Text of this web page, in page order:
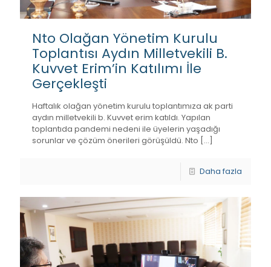
Nto Olağan Yönetim Kurulu
Toplantısı Aydın Milletvekili B.
Kuvvet Erim’in Katılımı İle
Gerçekleşti
Haftalık olağan yönetim kurulu toplantımıza ak parti
aydın milletvekili b. Kuvvet erim katıldı. Yapılan
toplantıda pandemi nedeni ile üyelerin yaşadığı
sorunlar ve çözüm önerileri görüşüldü. Nto […]
Daha fazla